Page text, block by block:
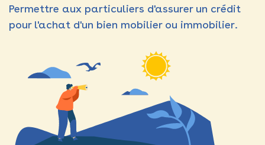
Permettre aux particuliers d'assurer un crédit
pour l'achat d'un bien mobilier ou immobilier.